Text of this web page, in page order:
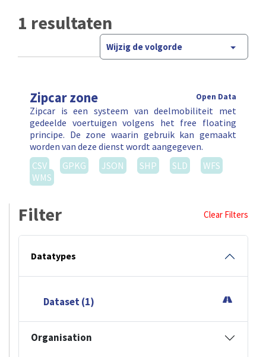
1 resultaten
Wijzig de volgorde
Zipcar zone Open Data
Zipcar is een systeem van deelmobiliteit met
gedeelde voertuigen volgens het free floating
principe. De zone waarin gebruik kan gemaakt
worden van deze dienst wordt aangegeven.
CSV
GPKG JSON SHP SLD
WFS
WMS
Filter Clear Filters
Datatypes
Dataset (1)
Organisation